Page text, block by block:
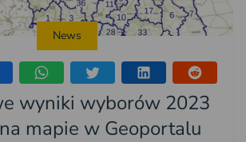
News
wyniki wyborów 2023
mapie w Geoportalu